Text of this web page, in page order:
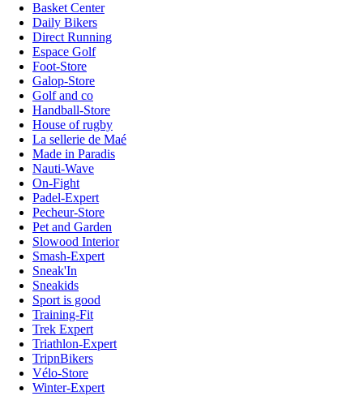
Basket Center
Daily Bikers
Direct Running
Espace Golf
Foot-Store
Galop-Store
Golf and co
Handball-Store
House of rugby
La sellerie de Maé
Made in Paradis
Nauti-Wave
On-Fight
Padel-Expert
Pecheur-Store
Pet and Garden
Slowood Interior
Smash-Expert
Sneak'In
Sneakids
Sport is good
Training-Fit
Trek Expert
Triathlon-Expert
TripnBikers
Vélo-Store
Winter-Expert